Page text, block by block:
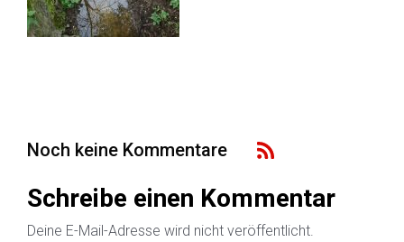
Noch keine Kommentare
Schreibe einen Kommentar
Deine E-Mail-Adresse wird nicht veröffentlicht.